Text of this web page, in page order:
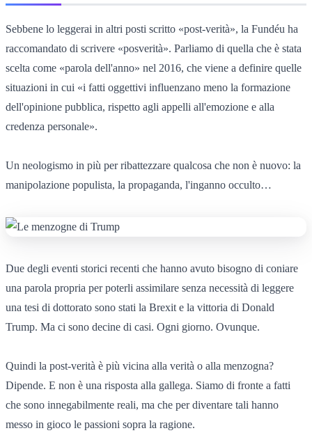
Sebbene lo leggerai in altri posti scritto «post-verità», la Fundéu ha
raccomandato di scrivere «posverità». Parliamo di quella che è stata
scelta come «parola dell'anno» nel 2016, che viene a definire quelle
situazioni in cui «i fatti oggettivi influenzano meno la formazione
dell'opinione pubblica, rispetto agli appelli all'emozione e alla
credenza personale».
Un neologismo in più per ribattezzare qualcosa che non è nuovo: la
manipolazione populista, la propaganda, l'inganno occulto…
Due degli eventi storici recenti che hanno avuto bisogno di coniare
una parola propria per poterli assimilare senza necessità di leggere
una tesi di dottorato sono stati la Brexit e la vittoria di Donald
Trump. Ma ci sono decine di casi. Ogni giorno. Ovunque.
Quindi la post-verità è più vicina alla verità o alla menzogna?
Dipende. E non è una risposta alla gallega. Siamo di fronte a fatti
che sono innegabilmente reali, ma che per diventare tali hanno
messo in gioco le passioni sopra la ragione.